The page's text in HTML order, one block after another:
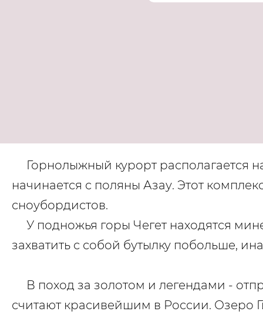
Горнолыжный курорт располагается
начинается с поляны Азау. Этот
сноубордистов.
У подножья горы Чегет находятся
захватить с собой бутылку побольше,
В поход за золотом и легендами -
считают красивейшим в России. Озеро